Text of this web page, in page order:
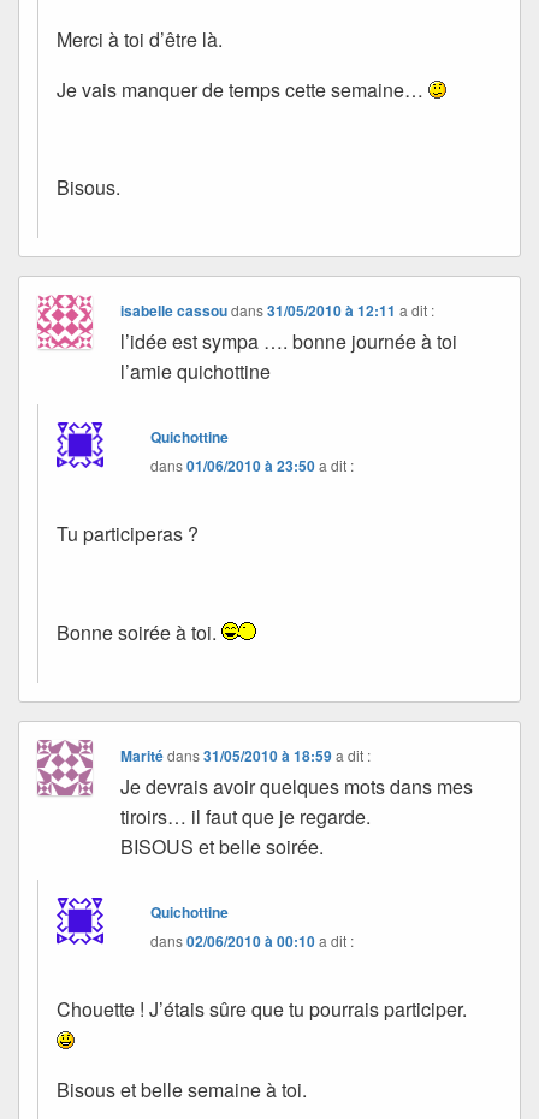
Merci à toi d’être là.
Je vais manquer de temps cette semaine…
Bisous.
isabelle cassoudans31/05/2010 à 12:11 a dit :
l’idée est sympa …. bonne journée à toi
l’amie quichottine
Quichottine
dans01/06/2010 à 23:50a dit :
Tu participeras ?
Bonne soirée à toi.
Maritédans31/05/2010 à 18:59 a dit :
Je devrais avoir quelques mots dans mes
tiroirs… il faut que je regarde.
BISOUS et belle soirée.
Quichottine
dans02/06/2010 à 00:10a dit :
Chouette ! J’étais sûre que tu pourrais participer.
Bisous et belle semaine à toi.